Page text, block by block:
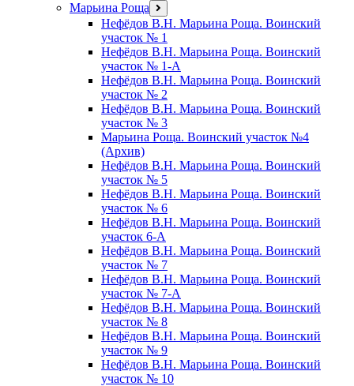
Марьина Роща открыть
меню
Нефёдов В.Н. Марьина Роща. Воинский
участок № 1
Нефёдов В.Н. Марьина Роща. Воинский
участок № 1-А
Нефёдов В.Н. Марьина Роща. Воинский
участок № 2
Нефёдов В.Н. Марьина Роща. Воинский
участок № 3
Марьина Роща. Воинский участок №4
(Архив)
Нефёдов В.Н. Марьина Роща. Воинский
участок № 5
Нефёдов В.Н. Марьина Роща. Воинский
участок № 6
Нефёдов В.Н. Марьина Роща. Воинский
участок 6-А
Нефёдов В.Н. Марьина Роща. Воинский
участок № 7
Нефёдов В.Н. Марьина Роща. Воинский
участок № 7-А
Нефёдов В.Н. Марьина Роща. Воинский
участок № 8
Нефёдов В.Н. Марьина Роща. Воинский
участок № 9
Нефёдов В.Н. Марьина Роща. Воинский
участок № 10